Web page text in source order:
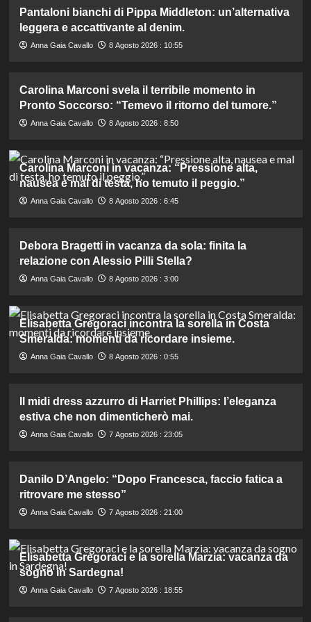
Pantaloni bianchi di Pippa Middleton: un’alternativa
leggera e accattivante al denim.
Anna Gaia Cavallo 8 Agosto 2026 : 10:55
Carolina Marconi svela il terribile momento in
Pronto Soccorso: “Temevo il ritorno del tumore.”
Anna Gaia Cavallo 8 Agosto 2026 : 8:50
Carolina Marconi in vacanza: “Pressione alta,
nausea e mal di testa, ho temuto il peggio.”
Anna Gaia Cavallo 8 Agosto 2026 : 6:45
Debora Bragetti in vacanza da sola: finita la
relazione con Alessio Pilli Stella?
Anna Gaia Cavallo 8 Agosto 2026 : 3:00
Elisabetta Gregoraci incontra la sorella in Costa
Smeralda: momenti da ricordare insieme.
Anna Gaia Cavallo 8 Agosto 2026 : 0:55
Il midi dress azzurro di Harriet Phillips: l’eleganza
estiva che non dimenticherò mai.
Anna Gaia Cavallo 7 Agosto 2026 : 23:05
Danilo D’Angelo: “Dopo Francesca, faccio fatica a
ritrovare me stesso”
Anna Gaia Cavallo 7 Agosto 2026 : 21:00
Elisabetta Gregoraci e la sorella Marzia: vacanza da
sogno in Sardegna!
Anna Gaia Cavallo 7 Agosto 2026 : 18:55